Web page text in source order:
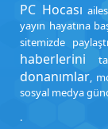
PC Hocası
yayın hayatına
sitemizde
haberlerini
donanımlar,
sosyal medya
.